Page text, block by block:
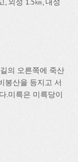
의 오른쪽에 죽산
봉산을 등지고 서
.미륵은 미륵당이